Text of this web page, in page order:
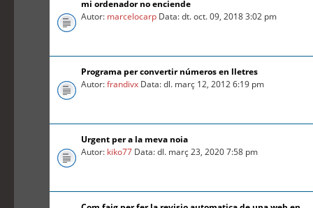
mi ordenador no enciende
Autor: marcelocarp Data: dt. oct. 09, 2018 3:02 pm
Programa per convertir números en lletres
Autor:frandivx Data: dl. març 12, 2012 6:19 pm
Urgent per a la meva noia
Autor: kiko77 Data: dl. març 23, 2020 7:58 pm